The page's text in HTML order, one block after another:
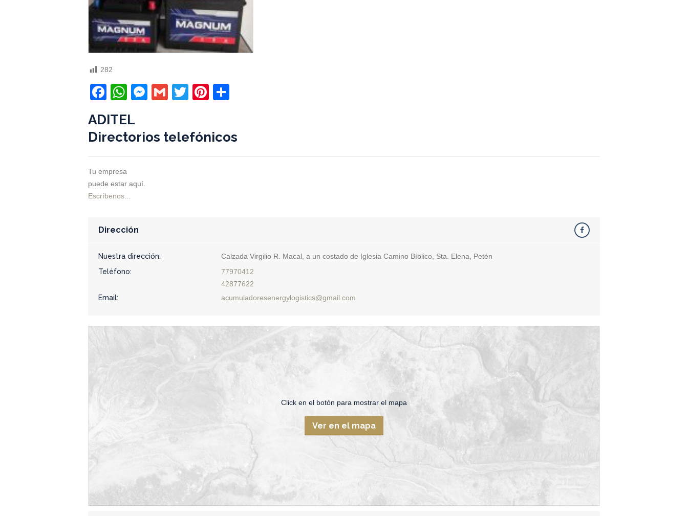
282
Facebook
WhatsApp
Messenger
GmailTwitterPinterest
ADITEL
Directorios telefónicos
Tu empresa
puede estar aquí.
Escríbenos...
Dirección
Nuestra dirección:
Calzada Virgilio R. Macal, a un costado de Iglesia Camino Bíblico, Sta. Elena, Petén
Teléfono:
77970412
42877622
Email:
acumuladoresenergylogistics@gmail.com
Click en el botón para mostrar el mapa
Ver en el mapa